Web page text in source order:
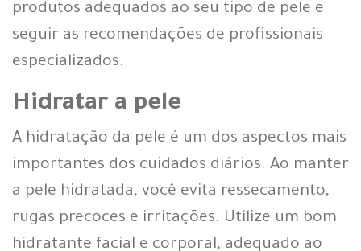
produtos adequados ao seu tipo de pele e
seguir as recomendações de profissionais
especializados.
Hidratar a pele
A hidratação da pele é um dos aspectos mais
importantes dos cuidados diários. Ao manter
a pele hidratada, você evita ressecamento,
rugas precoces e irritações. Utilize um bom
hidratante facial e corporal, adequado ao